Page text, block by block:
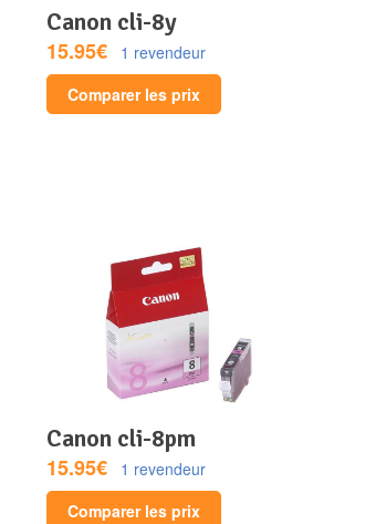
canon cli-8y
15.95€
1 revendeur
Comparer les prix
canon cli-8pm
15.95€
1 revendeur
Comparer les prix